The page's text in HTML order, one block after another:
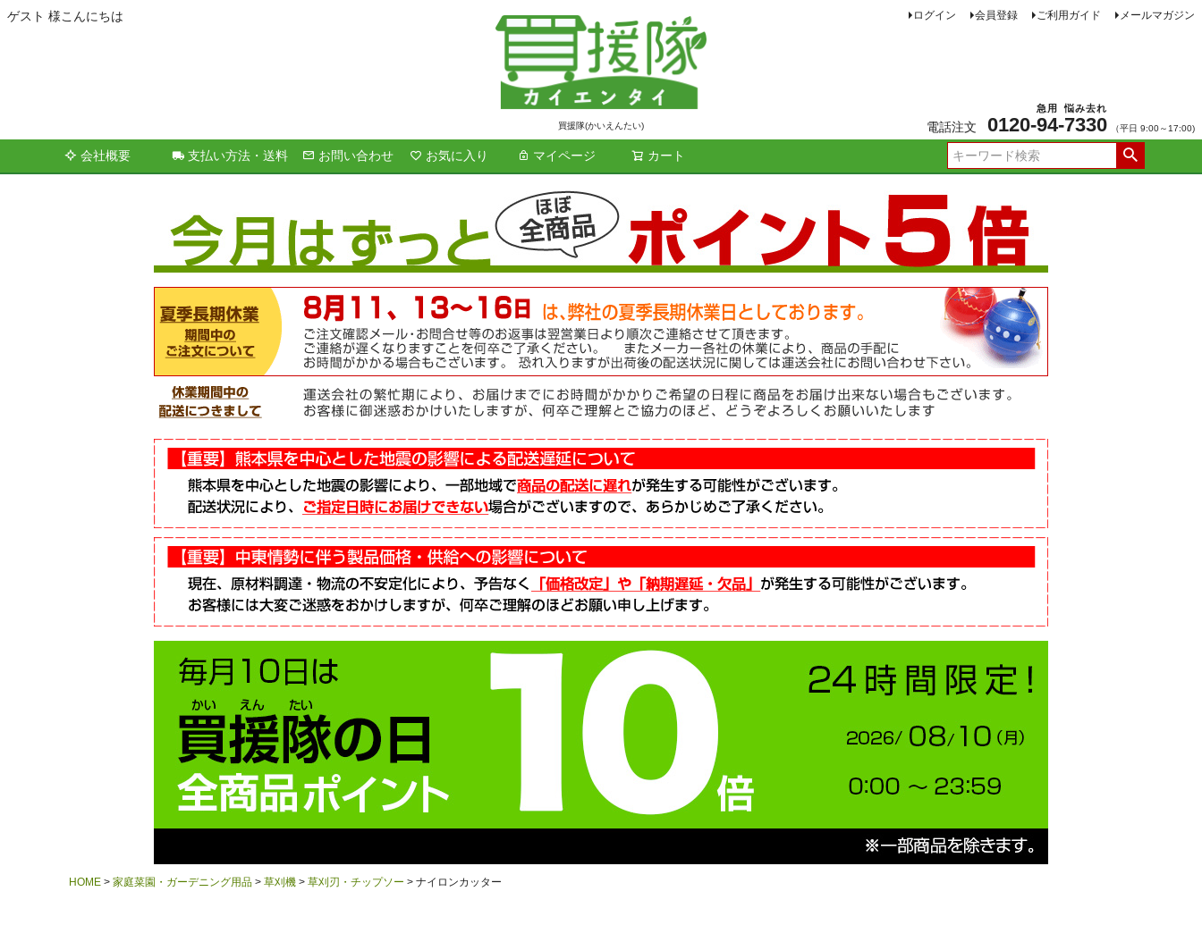
ゲスト 様こんにちは
買援隊(かいえんたい)
ログイン 会員登録 ご利用ガイド メールマガジン
電話注文 0120-94
急用
-7330
悩み去れ
（平日 9:00～17:00)
会社概要 支払い方法・送料 お問い合わせ お気に入り マイページ カート
検索
HOME 家庭菜園・ガーデニング用品 草刈機 草刈刃・チップソー ナイロンカッター